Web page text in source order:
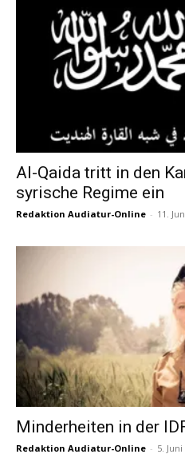
Al-Qaida tritt in den
syrische Regime ein
Redaktion Audiatur-Online - 11.
Minderheiten in der
Redaktion Audiatur-Online - 5.